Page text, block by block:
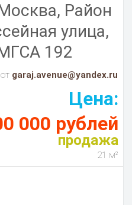
Район
улица,
192
garaj.avenue@yandex.ru
Цена:
000 рублей
продажа
21 м²